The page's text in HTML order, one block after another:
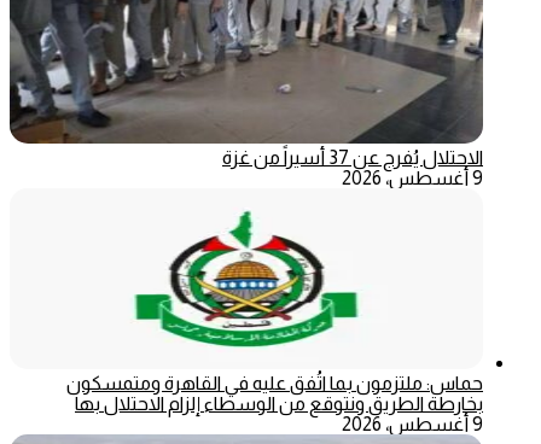
الاحتلال يُفرج عن 37 أسيراً من غزة
9 أغسطس، 2026
حماس: ملتزمون بما اتُفق عليه في القاهرة ومتمسكون
بخارطة الطريق ونتوقع من الوسطاء إلزام الاحتلال بها
9 أغسطس، 2026